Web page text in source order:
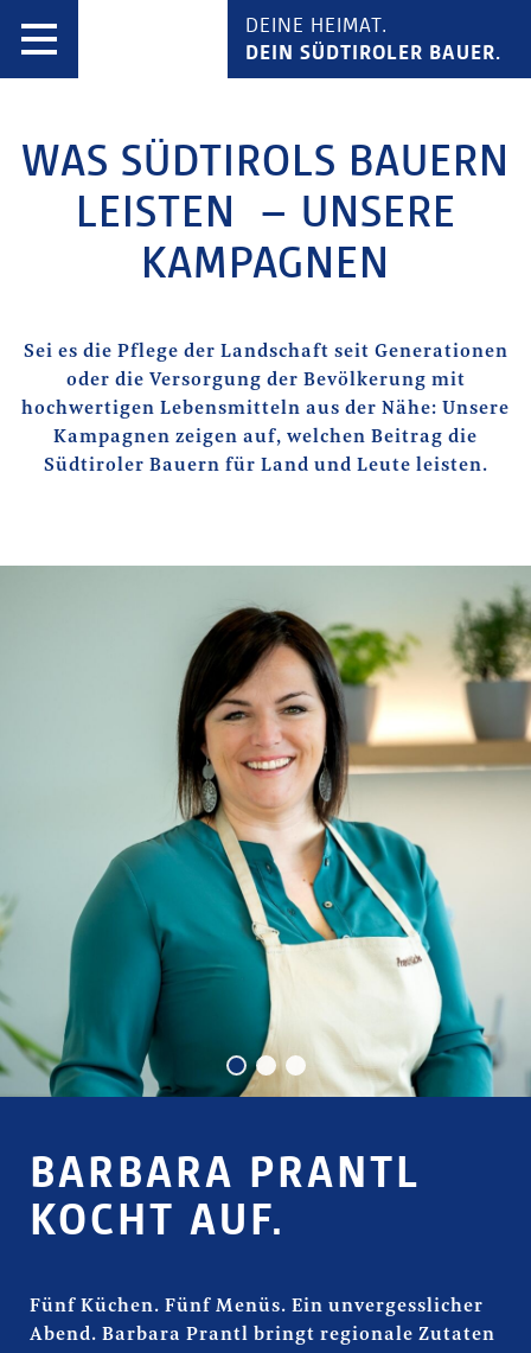
DEINE HEIMAT.
DEIN SÜDTIROLER BAUER.
WAS SÜDTIROLS BAUERN
LEISTEN – UNSERE
KAMPAGNEN
Sei es die Pflege der Landschaft seit Generationen
oder die Versorgung der Bevölkerung mit
hochwertigen Lebensmitteln aus der Nähe: Unsere
Kampagnen zeigen auf, welchen Beitrag die
Südtiroler Bauern für Land und Leute leisten.
BARBARA PRANTL KOCHT
AUF.
BARBARA PRANTL
KOCHT AUF.
Fünf Küchen. Fünf Menüs. Ein unvergesslicher
Abend. Barbara Prantl bringt regionale Zutaten